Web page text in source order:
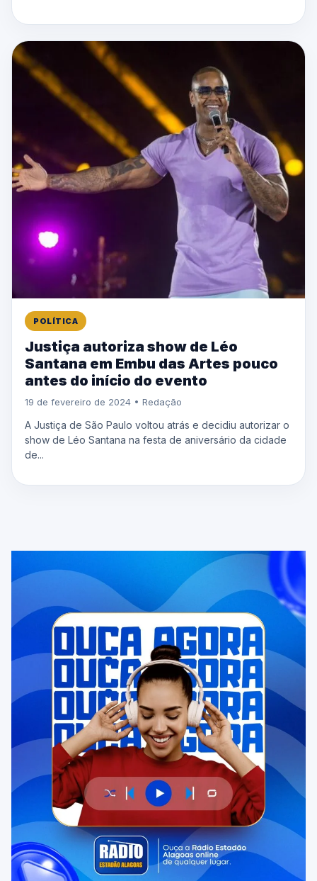
POLÍTICA
Justiça autoriza show de Léo
Santana em Embu das Artes pouco
antes do início do evento
19 de fevereiro de 2024 • Redação
A Justiça de São Paulo voltou atrás e decidiu autorizar o
show de Léo Santana na festa de aniversário da cidade
de...